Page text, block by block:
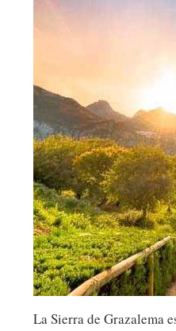
La Sierra de Grazalema